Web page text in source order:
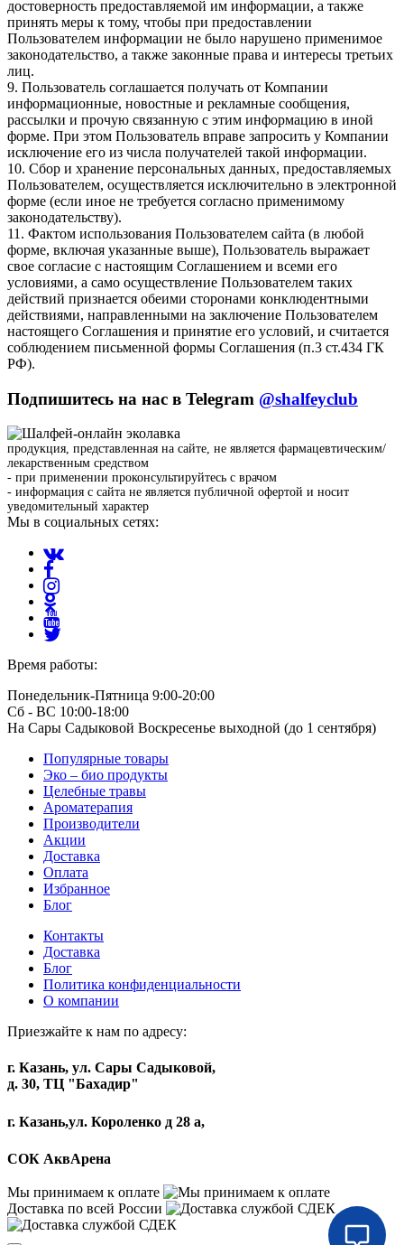
достоверность предоставляемой им информации, а также
принять меры к тому, чтобы при предоставлении
Пользователем информации не было нарушено применимое
законодательство, а также законные права и интересы третьих
лиц.
9. Пользователь соглашается получать от Компании
информационные, новостные и рекламные сообщения,
рассылки и прочую связанную с этим информацию в иной
форме. При этом Пользователь вправе запросить у Компании
исключение его из числа получателей такой информации.
10. Сбор и хранение персональных данных, предоставляемых
Пользователем, осуществляется исключительно в электронной
форме (если иное не требуется согласно применимому
законодательству).
11. Фактом использования Пользователем сайта (в любой
форме, включая указанные выше), Пользователь выражает
свое согласие с настоящим Соглашением и всеми его
условиями, а само осуществление Пользователем таких
действий признается обеими сторонами конклюдентными
действиями, направленными на заключение Пользователем
настоящего Соглашения и принятие его условий, и считается
соблюдением письменной формы Соглашения (п.3 ст.434 ГК
РФ).
Подпишитесь на нас в Telegram @shalfeyclub
продукция, представленная на сайте, не является фармацевтическим/
лекарственным средством
- при применении проконсультируйтесь с врачом
- информация с сайта не является публичной офертой и носит
уведомительный характер
Мы в социальных сетях:
Время работы:
Понедельник-Пятница 9:00-20:00
Сб - ВС 10:00-18:00
На Сары Садыковой Воскресенье выходной (до 1 сентября)
Популярные товары
Эко – био продукты
Целебные травы
Ароматерапия
Производители
Акции
Доставка
Оплата
Избранное
Блог
Контакты
Доставка
Блог
Политика конфиденциальности
О компании
Приезжайте к нам по адресу:
г. Казань, ул. Сары Садыковой,
д. 30, ТЦ "Бахадир"
г. Казань,ул. Короленко д 28 а,
СОК АквАрена
Мы принимаем к оплате
Доставка по всей России